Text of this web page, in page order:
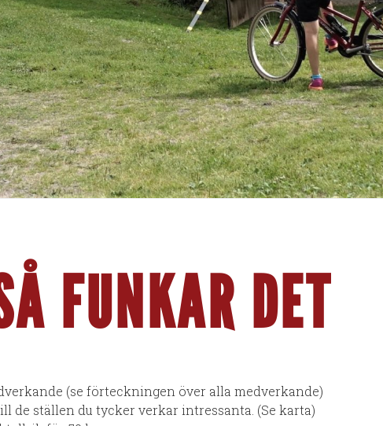
FUNKAR DET
(se förteckningen över alla medverkande)
de ställen du tycker verkar intressanta. (Se karta)